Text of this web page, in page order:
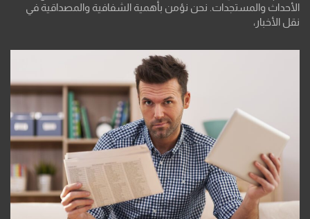
الأحداث والمستجدات. نحن نؤمن بأهمية الشفافية والمصداقية في
نقل الأخبار،